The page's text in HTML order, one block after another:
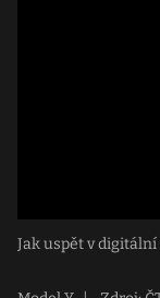
Jak uspět v digitální